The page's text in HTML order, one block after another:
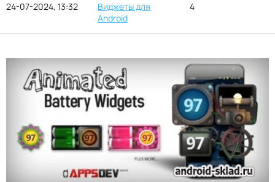
24-07-2024, 13:32
Виджеты для
Android
4